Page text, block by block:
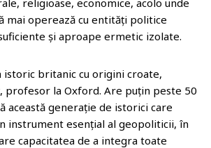
religioase, economice, acolo unde
mai operează cu entități politice
și aproape ermetic izolate.
istoric britanic cu origini croate,
profesor la Oxford. Are puțin peste 50
această generație de istorici care
instrument esențial al geopoliticii, în
capacitatea de a integra toate